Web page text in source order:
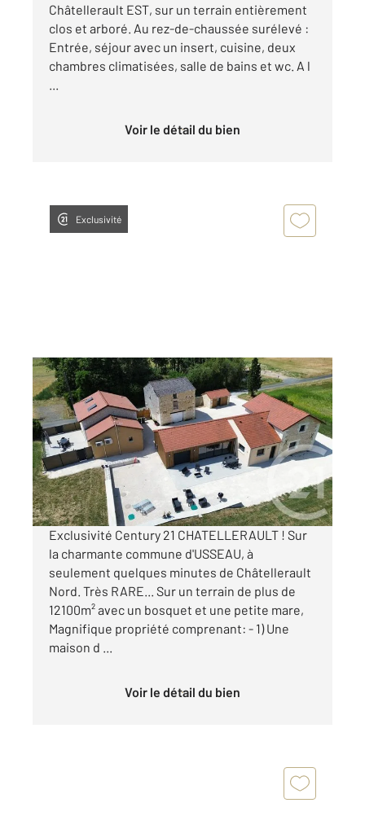
Châtellerault EST, sur un terrain entièrement
clos et arboré. Au rez-de-chaussée surélevé :
Entrée, séjour avec un insert, cuisine, deux
chambres climatisées, salle de bains et wc. A l
...
Voir le détail du bien
Exclusivité
USSEAU 86
186 m2, 9 pièces
Ref : 11869
Maison à vendre
430 000 €
Visiter le site dédié
Exclusivité Century 21 CHATELLERAULT ! Sur
la charmante commune d'USSEAU, à
seulement quelques minutes de Châtellerault
Nord. Très RARE... Sur un terrain de plus de
12100m² avec un bosquet et une petite mare,
Magnifique propriété comprenant: - 1) Une
maison d ...
Voir le détail du bien